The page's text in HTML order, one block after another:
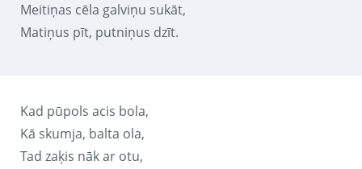
Meitiņas cēla galviņu sukāt,
Matiņus pīt, putniņus dzīt.
Kad pūpols acis bola,
Kā skumja, balta ola,
Tad zaķis nāk ar otu,